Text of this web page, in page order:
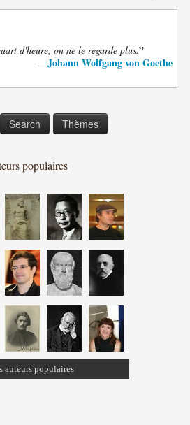
d'heure, on ne le regarde plus.”
— Johann Wolfgang von Goethe
Search Thèmes
populaires
auteurs populaires